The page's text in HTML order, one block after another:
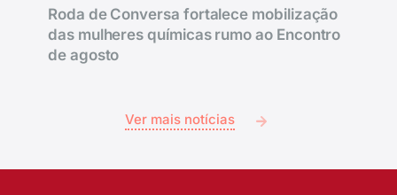
Roda de Conversa fortalece mobilização
das mulheres químicas rumo ao Encontro
de agosto
Ver mais notícias